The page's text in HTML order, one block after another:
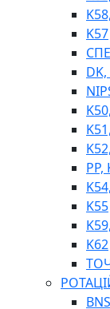
НАПІРНО-
ФІЛЬТРИ
ПІДДОНИ
МОДУЛЬНІ АЗС
КОТУШКИ
НАСОСИ ДЛЯ
K57
PP,
K55
K62